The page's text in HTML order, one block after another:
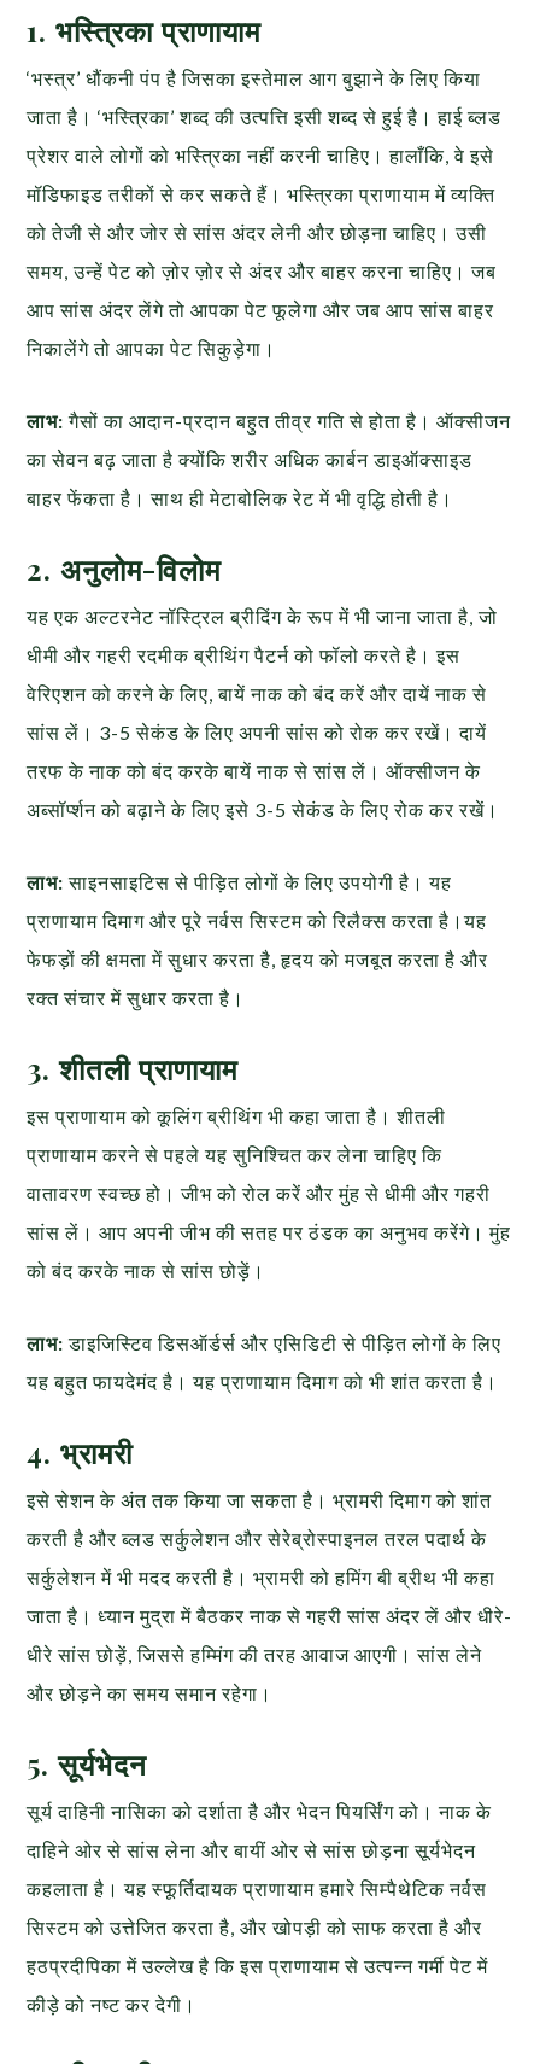
1. भस्त्रिका प्राणायाम
‘भस्त्र’ धौंकनी पंप है जिसका इस्तेमाल आग बुझाने के लिए किया
जाता है। ‘भस्त्रिका’ शब्द की उत्पत्ति इसी शब्द से हुई है। हाई ब्लड
प्रेशर वाले लोगों को भस्त्रिका नहीं करनी चाहिए। हालाँकि, वे इसे
मॉडिफाइड तरीकों से कर सकते हैं। भस्त्रिका प्राणायाम में व्यक्ति
को तेजी से और जोर से सांस अंदर लेनी और छोड़ना चाहिए। उसी
समय, उन्हें पेट को ज़ोर ज़ोर से अंदर और बाहर करना चाहिए। जब
आप सांस अंदर लेंगे तो आपका पेट फूलेगा और जब आप सांस बाहर
निकालेंगे तो आपका पेट सिकुड़ेगा।
लाभ: गैसों का आदान-प्रदान बहुत तीव्र गति से होता है। ऑक्सीजन
का सेवन बढ़ जाता है क्योंकि शरीर अधिक कार्बन डाइऑक्साइड
बाहर फेंकता है। साथ ही मेटाबोलिक रेट में भी वृद्धि होती है।
2. अनुलोम-विलोम
यह एक अल्टरनेट नॉस्ट्रिल ब्रीदिंग के रूप में भी जाना जाता है, जो
धीमी और गहरी रदमीक ब्रीथिंग पैटर्न को फॉलो करते है। इस
वेरिएशन को करने के लिए, बायें नाक को बंद करें और दायें नाक से
सांस लें। 3-5 सेकंड के लिए अपनी सांस को रोक कर रखें। दायें
तरफ के नाक को बंद करके बायें नाक से सांस लें। ऑक्सीजन के
अब्सॉर्प्शन को बढ़ाने के लिए इसे 3-5 सेकंड के लिए रोक कर रखें।
लाभ: साइनसाइटिस से पीड़ित लोगों के लिए उपयोगी है। यह
प्राणायाम दिमाग और पूरे नर्वस सिस्टम को रिलैक्स करता है।यह
फेफड़ों की क्षमता में सुधार करता है, हृदय को मजबूत करता है और
रक्त संचार में सुधार करता है।
3. शीतली प्राणायाम
इस प्राणायाम को कूलिंग ब्रीथिंग भी कहा जाता है। शीतली
प्राणायाम करने से पहले यह सुनिश्चित कर लेना चाहिए कि
वातावरण स्वच्छ हो। जीभ को रोल करें और मुंह से धीमी और गहरी
सांस लें। आप अपनी जीभ की सतह पर ठंडक का अनुभव करेंगे। मुंह
को बंद करके नाक से सांस छोड़ें।
लाभ:डाइजिस्टिव डिसऑर्डर्स और एसिडिटी से पीड़ित लोगों के लिए
यह बहुत फायदेमंद है। यह प्राणायाम दिमाग को भी शांत करता है।
4. भ्रामरी
इसे सेशन के अंत तक किया जा सकता है। भ्रामरी दिमाग को शांत
करती है और ब्लड सर्कुलेशन और सेरेब्रोस्पाइनल तरल पदार्थ के
सर्कुलेशन में भी मदद करती है। भ्रामरी को हमिंग बी ब्रीथ भी कहा
जाता है। ध्यान मुद्रा में बैठकर नाक से गहरी सांस अंदर लें और धीरे-
धीरे सांस छोड़ें, जिससे हम्मिंग की तरह आवाज आएगी। सांस लेने
और छोड़ने का समय समान रहेगा।
5. सूर्यभेदन
सूर्य दाहिनी नासिका को दर्शाता है और भेदन पियर्सिंग को। नाक के
दाहिने ओर से सांस लेना और बायीं ओर से सांस छोड़ना सूर्यभेदन
कहलाता है। यह स्फूर्तिदायक प्राणायाम हमारे सिम्पैथेटिक नर्वस
सिस्टम को उत्तेजित करता है, और खोपड़ी को साफ करता है और
हठप्रदीपिका में उल्लेख है कि इस प्राणायाम से उत्पन्न गर्मी पेट में
कीड़े को नष्ट कर देगी।